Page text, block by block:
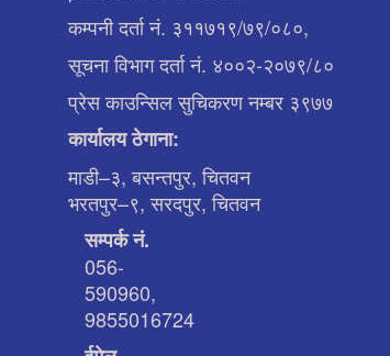
कम्पनी दर्ता नं. ३११७१९/७९/०८०,
सूचना विभाग दर्ता नं. ४००२-२०७९/८०
प्रेस काउन्सिल सुचिकरण नम्बर ३९७७
कार्यालय ठेगाना:
माडी–३, बसन्तपुर, चितवन
भरतपुर–९, सरदपुर, चितवन
सम्पर्क नं.
056-
590960,
9855016724